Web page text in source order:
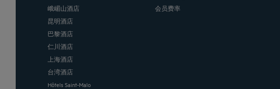
峨嵋山酒店
昆明酒店
巴黎酒店
仁川酒店
上海酒店
台湾酒店
Hôtels Saint-Malo
会员费率